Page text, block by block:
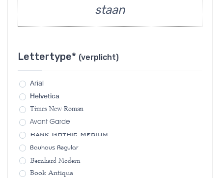
staan
Lettertype* (verplicht)
Arial
Helvetica
Times New Roman
Avant Garde
Bank Gothic Medium
Bauhaus Regular
Bernhard Modern
Book Antiqua